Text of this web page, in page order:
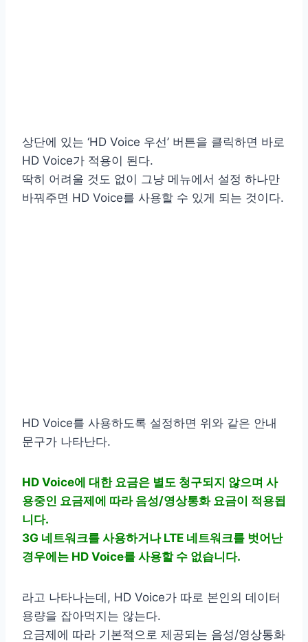
상단에 있는 ‘HD Voice 우선’ 버튼을 클릭하면 바로
HD Voice가 적용이 된다.
딱히 어려울 것도 없이 그냥 메뉴에서 설정 하나만
바꿔주면 HD Voice를 사용할 수 있게 되는 것이다.
HD Voice를 사용하도록 설정하면 위와 같은 안내
문구가 나타난다.
HD Voice에 대한 요금은 별도 청구되지 않으며 사
용중인 요금제에 따라 음성/영상통화 요금이 적용됩
니다.
3G 네트워크를 사용하거나 LTE 네트워크를 벗어난
경우에는 HD Voice를 사용할 수 없습니다.
라고 나타나는데, HD Voice가 따로 본인의 데이터
용량을 잡아먹지는 않는다.
요금제에 따라 기본적으로 제공되는 음성/영상통화